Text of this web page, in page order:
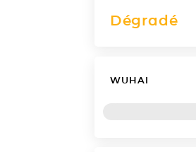
Dégradé
WUHAI